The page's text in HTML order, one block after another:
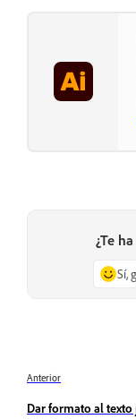
¿Te
Sí,
Anterior
Dar formato al texto